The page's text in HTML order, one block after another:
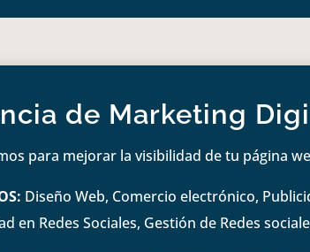
de Marketing
para mejorar la visibilidad de tu página
Diseño Web, Comercio electrónico,
en Redes Sociales, Gestión de Redes